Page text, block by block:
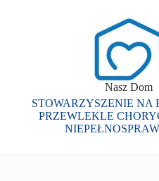
Nasz Dom
STOWARZYSZENIE NA
PRZEWLEKLE